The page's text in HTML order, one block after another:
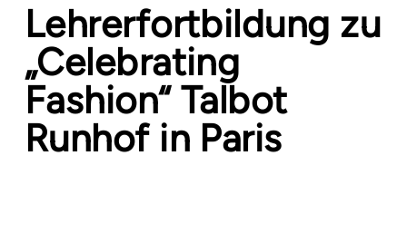
Lehrerfortbildung zu
„Celebrating
Fashion“ Talbot
Runhof in Paris